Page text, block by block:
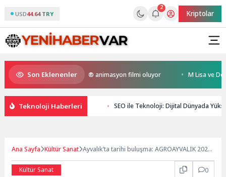
USD44.64 TRY
2
Kriptolar
Son Eklenenler
Kral Türkiye’nin ilk IMAX® animasyon filmi oluyor M Lisa ve Dolu
Teknoloji Haberleri SEO ile Teknoloji: Dijital Dünyada
Ana Sayfa Kültür Sanat Ayvalık’ta tarihi buluşma: AGROAYVALIK 2026
Kültür Sanat
0